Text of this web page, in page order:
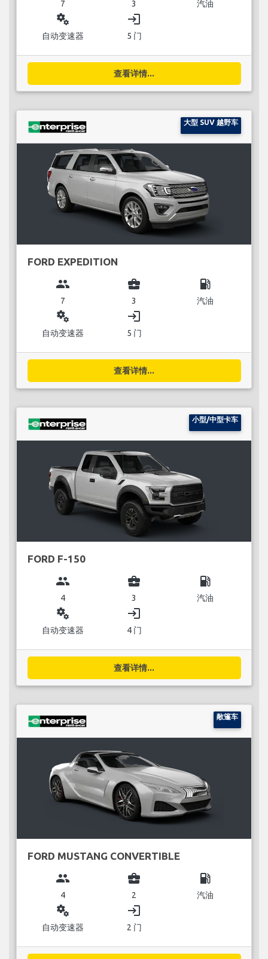
7 3 汽油
miscellaneous_services
自动变速器
login
5 门
查看详情...
大型 SUV 越野车
FORD EXPEDITION
group
7
business_center
3
local_gas_station
汽油
miscellaneous_services
自动变速器
login
5 门
查看详情...
小型/中型卡车
FORD F-150
group
4
business_center
3
local_gas_station
汽油
miscellaneous_services
自动变速器
login
4 门
查看详情...
敞篷车
FORD MUSTANG CONVERTIBLE
group
4
business_center
2
local_gas_station
汽油
miscellaneous_services
自动变速器
login
2 门